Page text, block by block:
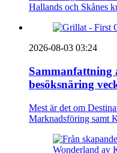
Hallands och Skånes
2026-08-03 03:24
Sammanfattning
besöksnäring
Mest är det om
Marknadsföring samt